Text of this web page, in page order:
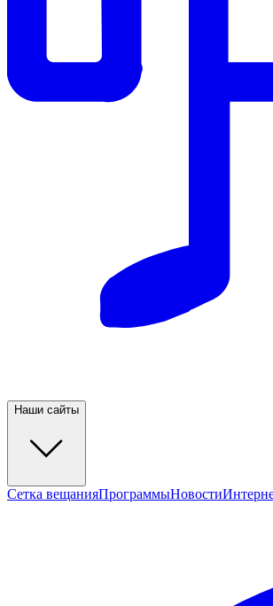
Наши сайты
Сетка вещанияПрограммыНовости